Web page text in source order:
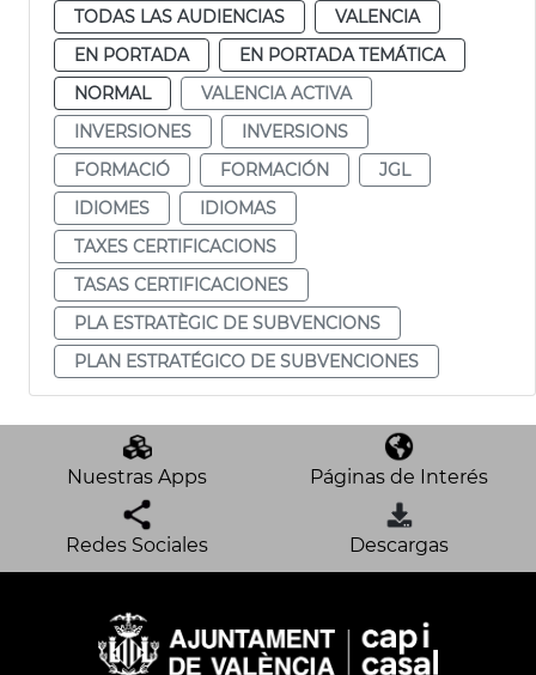
TODAS LAS AUDIENCIAS
VALENCIA
EN PORTADA
EN PORTADA TEMÁTICA
NORMAL
VALENCIA ACTIVA
INVERSIONES
INVERSIONS
FORMACIÓ
FORMACIÓN
JGL
IDIOMES
IDIOMAS
TAXES CERTIFICACIONS
TASAS CERTIFICACIONES
PLA ESTRATÈGIC DE SUBVENCIONS
PLAN ESTRATÉGICO DE SUBVENCIONES
Nuestras Apps Páginas de Interés
Redes Sociales Descargas